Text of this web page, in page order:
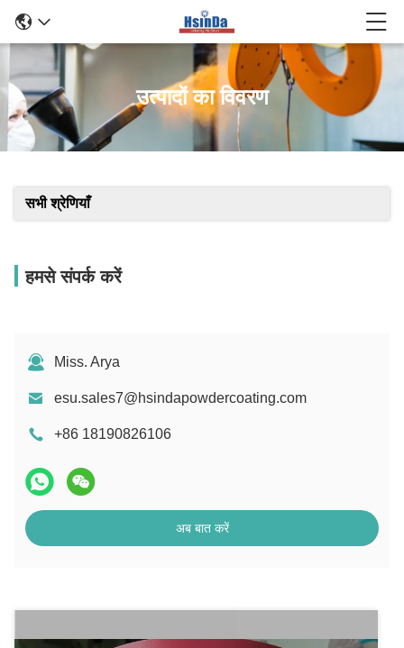
उत्पादों का विवरण
सभी श्रेणियाँ
हमसे संपर्क करें
Miss. Arya
esu.sales7@hsindapowdercoating.com
+86 18190826106
अब बात करें